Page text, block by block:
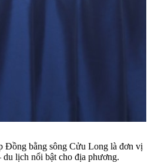
Đồng bằng sông Cửu Long là đơn vị
du lịch nổi bật cho địa phương.